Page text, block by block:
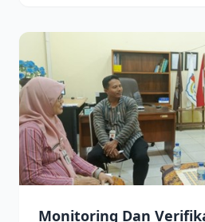
Monitoring Dan